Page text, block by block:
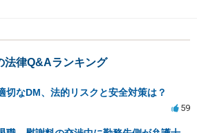
法律Q&Aランキング
切なDM、法的リスクと安全対策は？
59